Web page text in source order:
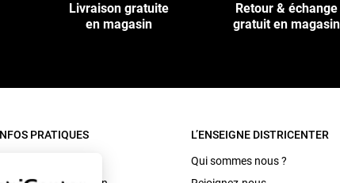
Livraison gratuite
en magasin
Retour & échange
gratuit en magasin
PRATIQUES L’ENSEIGNE DISTRICENTER
Qui sommes nous ?